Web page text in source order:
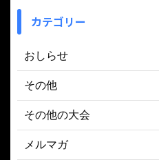
カテゴリー
おしらせ
その他
その他の大会
メルマガ